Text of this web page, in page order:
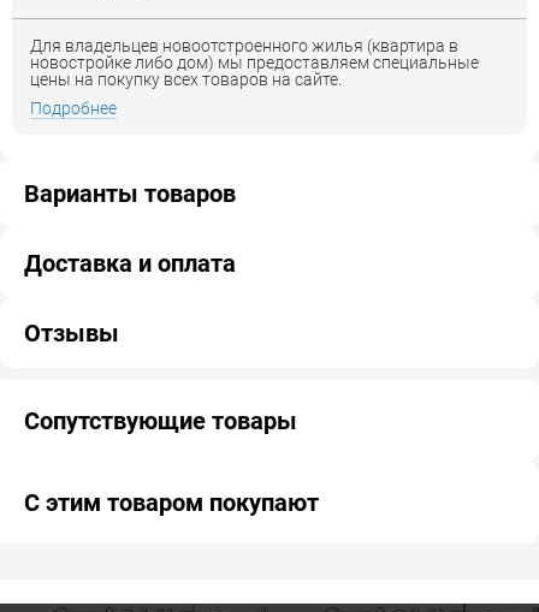
Для владельцев новоотстроенного жилья (квартира в
новостройке либо дом) мы предоставляем специальные
цены на покупку всех товаров на сайте.
Подробнее
Варианты товаров
Доставка и оплата
Отзывы
Сопутствующие товары
С этим товаром покупают